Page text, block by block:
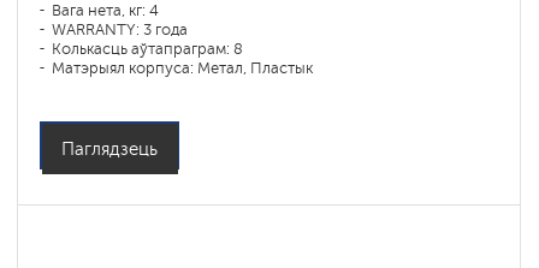
Вага нета, кг: 4
WARRANTY: 3 года
Колькасць аўтапраграм: 8
Матэрыял корпуса: Метал, Пластык
Праграмы падрыхтоўкі: пирог, запекание, выпечка, пицца,
фритюр, гриль
Паглядзець